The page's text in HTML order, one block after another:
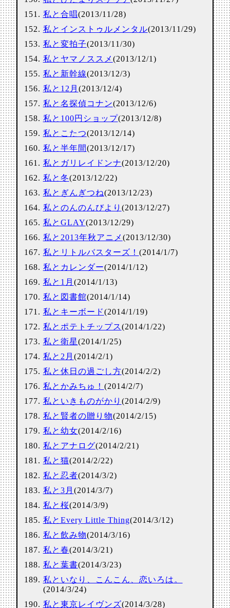
私と合唱(2013/11/28)
私とインストゥルメンタル(2013/11/29)
私と変拍子(2013/11/30)
私とヤマノススメ (2013/12/1)
私と新幹線(2013/12/3)
私と12月 (2013/12/4)
私と名探偵コナン(2013/12/6)
私と100円ショップ(2013/12/8)
私とこたつ(2013/12/14)
私と半年間(2013/12/17)
私とガリレイドンナ(2013/12/20)
私と冬(2013/12/22)
私とぎんぎつね(2013/12/23)
私とのんのんびより (2013/12/27)
私とGLAY(2013/12/29)
私と2013年秋アニメ (2013/12/30)
私とリトルバスターズ！ (2014/1/7)
私とカレンダー(2014/1/12)
私と1月 (2014/1/13)
私と図書館(2014/1/14)
私とキーボード(2014/1/19)
私とポテトチップス(2014/1/22)
私と衛星(2014/1/25)
私と2月 (2014/2/1)
私と休日の過ごし方(2014/2/2)
私とかみちゅ！ (2014/2/7)
私といきものがかり (2014/2/9)
私と賢者の贈り物(2014/2/15)
私と幼女(2014/2/16)
私とアナログ(2014/2/21)
私と猫(2014/2/22)
私と忍者(2014/3/2)
私と3月 (2014/3/7)
私と桜(2014/3/9)
私とEvery Little Thing(2014/3/12)
私と飲み物(2014/3/16)
私と春(2014/3/21)
私と葉書(2014/3/23)
私といなり、こんこん、恋いろは。
(2014/3/24)
私と東京レイヴンズ(2014/3/28)